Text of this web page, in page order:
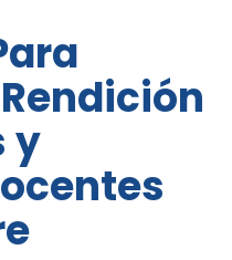
y